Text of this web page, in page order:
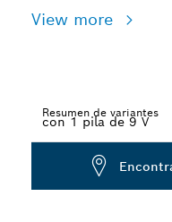
View more
Resumen de variantes
Dropdown